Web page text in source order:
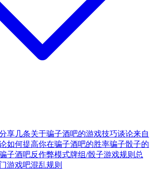
享几条关于骗子酒吧的游戏技巧谈论来自
如何提高你在骗子酒吧的胜率骗子骰子的
子酒吧反作弊模式牌组/骰子游戏规则总
游戏吧混乱规则